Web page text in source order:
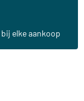
bij elke aankoop